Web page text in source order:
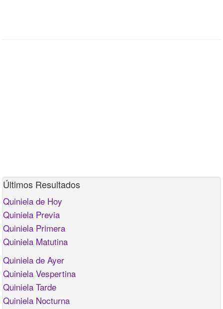
Últimos Resultados
Quiniela de Hoy
Quiniela Previa
Quiniela Primera
Quiniela Matutina
Quiniela de Ayer
Quiniela Vespertina
Quiniela Tarde
Quiniela Nocturna